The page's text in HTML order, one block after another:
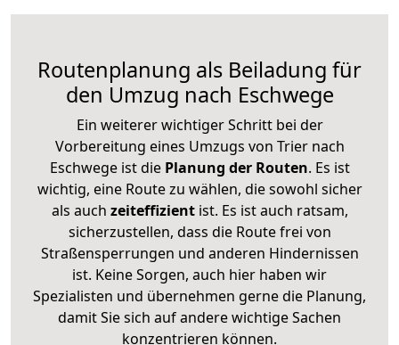
Routenplanung als Beiladung für
den Umzug nach Eschwege
Ein weiterer wichtiger Schritt bei der
Vorbereitung eines Umzugs von Trier nach
Eschwege ist diePlanung der Routen. Es ist
wichtig, eine Route zu wählen, die sowohl sicher
als auch zeiteffizientist. Es ist auch ratsam,
sicherzustellen, dass die Route frei von
Straßensperrungen und anderen Hindernissen
ist. Keine Sorgen, auch hier haben wir
Spezialisten und übernehmen gerne die Planung,
damit Sie sich auf andere wichtige Sachen
konzentrieren können.